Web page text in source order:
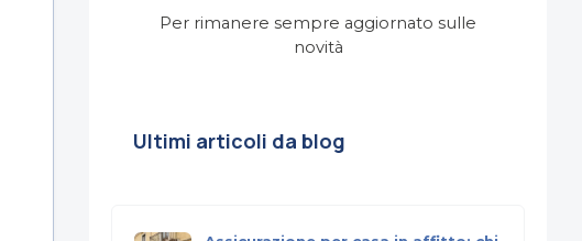
Per rimanere sempre aggiornato sulle
novità
Ultimi articoli da blog